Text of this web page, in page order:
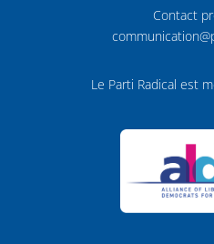
Contact
Le Parti Radical est